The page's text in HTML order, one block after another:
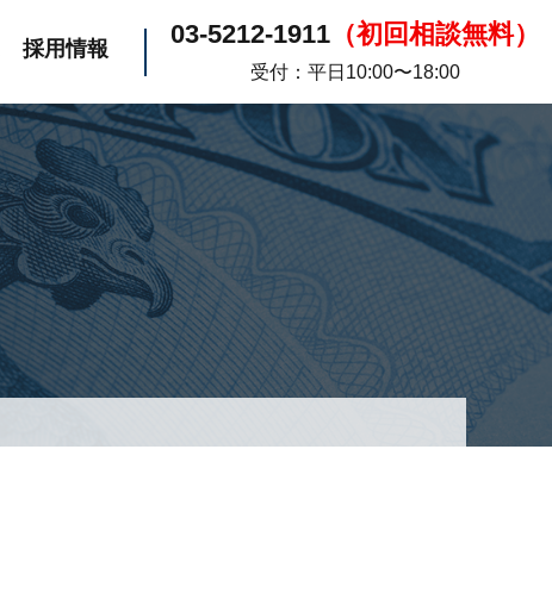
採用情報 03-5212-1911 （初回相談無料）
受付：平日10:00〜18:00